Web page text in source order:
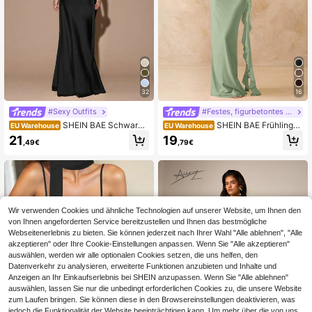
32
#Sexy Outfits
EU Warehouse SHEIN BAE Schwarze
s elegantes Sommer-Abendkleid im
minimalistischen Stil mit tiefem V-A
Bindeband, geeignet für Party, Coc
ktail, formelle Anlässe, Brautjungfer,
Abendkleider
21 ,49€
16
#Festes, figurbetontes Kleid
EU Warehouse SHEIN BAE Frühlings-
und Sommerfarbener asymmetrisch
er gerüschter rückenfreier langärmli
19 ,79€
Wir verwenden Cookies und ähnliche Technologien auf unserer Website, um Ihnen den
von Ihnen angeforderten Service bereitzustellen und Ihnen das bestmögliche
Webseitenerlebnis zu bieten. Sie können jederzeit nach Ihrer Wahl "Alle ablehnen", "Alle
akzeptieren" oder Ihre Cookie-Einstellungen anpassen. Wenn Sie "Alle akzeptieren"
auswählen, werden wir alle optionalen Cookies setzen, die uns helfen, den
Datenverkehr zu analysieren, erweiterte Funktionen anzubieten und Inhalte und
Anzeigen an Ihr Einkaufserlebnis bei SHEIN anzupassen. Wenn Sie "Alle ablehnen"
auswählen, lassen Sie nur die unbedingt erforderlichen Cookies zu, die unsere Website
zum Laufen bringen. Sie können diese in den Browsereinstellungen deaktivieren, was